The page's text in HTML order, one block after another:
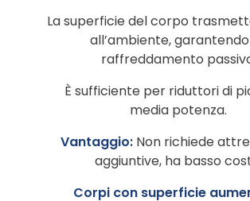
La superficie del corpo
all’ambiente,
raffreddamento
È sufficiente per riduttori di
media potenza.
Vantaggio:Non richiede
aggiuntive, ha basso
Corpi con superficie